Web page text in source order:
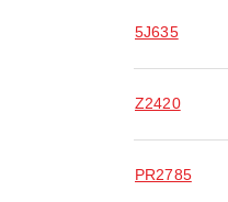
5J635
Z2420
PR2785